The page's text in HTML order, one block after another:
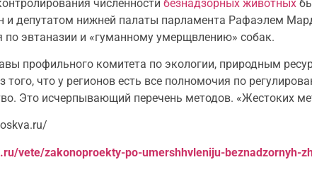
численности безнадзорных животных
и депутатом нижней палаты парламента Рафаэлем
эвтаназии и «гуманному умерщвлению» собак.
профильного комитета по экологии, природным
того, что у регионов есть все полномочия по
Это исчерпывающий перечень методов. «Жестоких
vete/zakonoproekty-po-umershhvleniju-beznadzornyh-